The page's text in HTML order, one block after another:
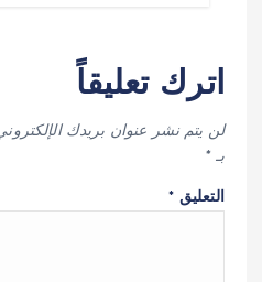
اترك تعليقاً
لن يتم نشر عنوان بريدك
بـ*
التعليق*